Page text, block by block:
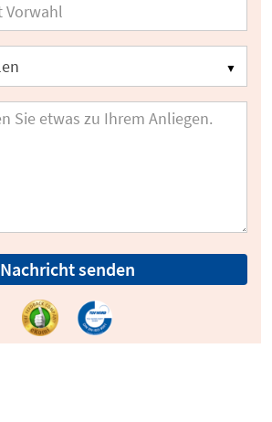
Nachricht senden